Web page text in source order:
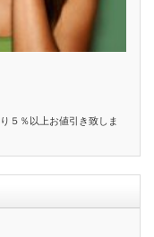
５％以上お値引き致しま